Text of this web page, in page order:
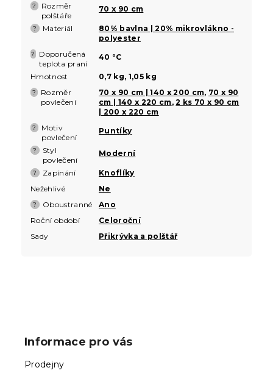
?
Rozměr
polštáře
70 x 90 cm
? Materiál
80% bavlna | 20% mikrovlákno -
polyester
?
Doporučená
teplota praní
40 °C
Hmotnost 0,7 kg, 1,05 kg
?
Rozměr
povlečení
70 x 90 cm | 140 x 200 cm, 70 x 90
cm | 140 x 220 cm,2 ks 70 x 90 cm
| 200 x 220 cm
?
Motiv
povlečení
Puntíky
?
Styl
povlečení
Moderní
? Zapínání
Knoflíky
Nežehlivé
Ne
? Oboustranné
Ano
Roční období
Celoroční
Sady
Přikrývka a polštář
Informace pro vás
Prodejny